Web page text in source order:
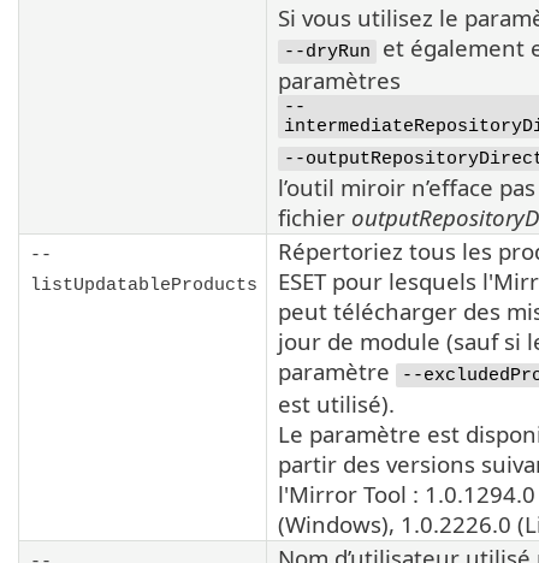
Si vous utilisez le
--dryRun
et également
paramètres
--
--
l’outil miroir n’efface
fichier
--
listUpdatableProducts
Répertoriez tous les
ESETpour lesquels l'
peut télécharger des
jour de module (sauf si
paramètre
--
est utilisé).
Le paramètre est
partir des versions
l'Mirror Tool : 1.0.1294.0
(Windows), 1.0.2226.0